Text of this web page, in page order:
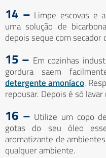
14 – Limpe escovas e
uma solução de
depois seque com secador
15 – Em cozinhas
gordura saem
detergente amoníaco.
repousar. Depois é só
16 – Utilize um copo
gotas do seu óleo
aromatizante de
qualquer ambiente.